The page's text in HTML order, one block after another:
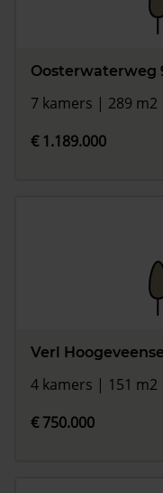
Oosterwaterweg
7 kamers | 289 m2
€ 1.189.000
Verl
4 kamers | 151 m2
€ 750.000